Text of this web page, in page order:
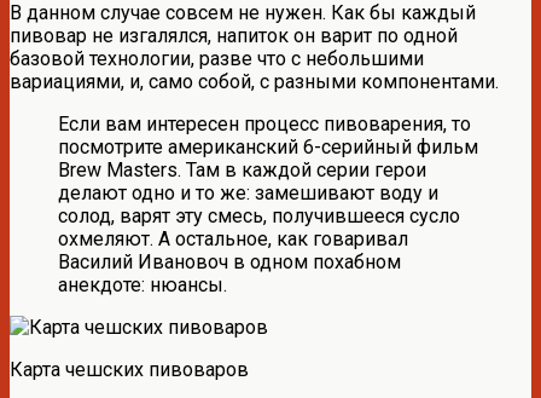
В данном случае совсем не нужен. Как бы каждый
пивовар не изгалялся, напиток он варит по одной
базовой технологии, разве что с небольшими
вариациями, и, само собой, с разными компонентами.
Если вам интересен процесс пивоварения, то
посмотрите американский 6-серийный фильм
Brew Masters. Там в каждой серии герои
делают одно и то же: замешивают воду и
солод, варят эту смесь, получившееся сусло
охмеляют. А остальное, как говаривал
Василий Ивановоч в одном похабном
анекдоте: нюансы.
Карта чешских пивоваров